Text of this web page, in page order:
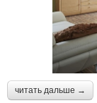
читать дальше →